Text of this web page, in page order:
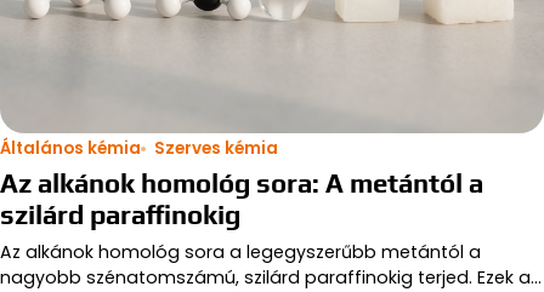
Általános kémia Szerves kémia
Az alkánok homológ sora: A metántól a
szilárd paraffinokig
Az alkánok homológ sora a legegyszerűbb metántól a
nagyobb szénatomszámú, szilárd paraffinokig terjed. Ezek a…